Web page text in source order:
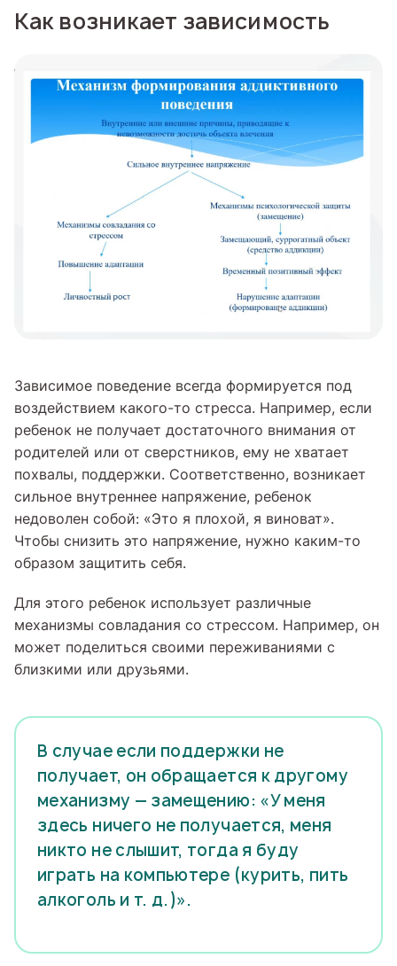
Как возникает зависимость
Зависимое поведение всегда формируется под
воздействием какого-то стресса. Например, если
ребенок не получает достаточного внимания от
родителей или от сверстников, ему не хватает
похвалы, поддержки. Соответственно, возникает
сильное внутреннее напряжение, ребенок
недоволен собой: «Это я плохой, я виноват».
Чтобы снизить это напряжение, нужно каким-то
образом защитить себя.
Для этого ребенок использует различные
механизмы совладания со стрессом. Например, он
может поделиться своими переживаниями с
близкими или друзьями.
В случае если поддержки не
получает, он обращается к другому
механизму — замещению: «У меня
здесь ничего не получается, меня
никто не слышит, тогда я буду
играть на компьютере (курить, пить
алкоголь и т. д.)».